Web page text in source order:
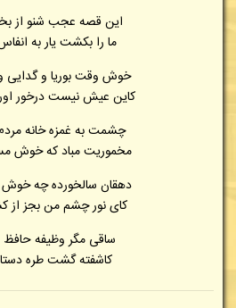
این قصه عجب شنو از
ما را بکشت یار به
خوش وقت بوریا و گدایی
کاین عیش نیست درخور
چشمت به غمزه خانه
مخموریت مباد که خوش
دهقان سالخورده چه
کای نور چشم من بجز از
ساقی مگر وظیفه حافظ
کاشفته گشت طره